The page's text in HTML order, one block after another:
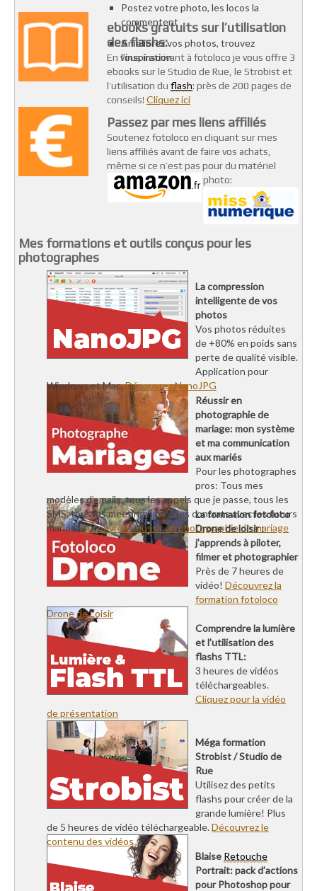
Postez votre photo, les locos la
commentent
Améliorez vos photos, trouvez
l’inspiration
ebooks gratuits sur l’utilisation
des flashs:
En vous inscrivant à fotoloco je vous offre 3
ebooks sur le Studio de Rue, le Strobist et
l’utilisation du flash: près de 200 pages de
conseils! Cliquez ici
Passez par mes liens affiliés
Soutenez fotoloco en cliquant sur mes
liens affiliés avant de faire vos achats,
même si ce n’est pas pour du matériel
photo:
Mes formations et outils conçus pour les
photographes
La compression
intelligente de vos
photos
Vos photos réduites
de +80% en poids sans
perte de qualité visible.
Application pour
Windows et Mac.Découvrez NanoJPG
Réussir en
photographie de
mariage: mon système
et ma communication
aux mariés
Pour les photographes
pros: Tous mes
modèles d’emails, tous les appels que je passe, tous les
SMS, tous les meetings, tous les contrats avec les futurs
mariés.Découvrez Réussir en photographie de mariage
La formation fotoloco
Drone de loisir :
j’apprends à piloter,
filmer et photographier
Près de 7 heures de
vidéo! Découvrez la
formation fotoloco
Drone de Loisir
Comprendre la lumière
et l’utilisation des
flashs TTL:
3 heures de vidéos
téléchargeables.
Cliquez pour la vidéo
de présentation
Méga formation
Strobist / Studio de
Rue
Utilisez des petits
flashs pour créer de la
grande lumière! Plus
de 5 heures de vidéo téléchargeable.Découvrez le
contenu des vidéos
Blaise Retouche
Portrait: pack d’actions
pour Photoshop pour